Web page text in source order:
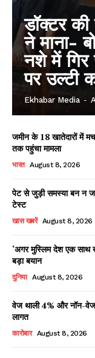
डॉक्टर
ने माना-
नशे में गिर
पर उल्टी
Ekhabar Media -
जमीन के 18 खातेदारों में
तक पहुंचा मामला
भारत August 8, 2026
पेट से जुड़ी समस्या बन न
टेस्ट
खास खबरें August 8, 2026
‘अगर मुस्लिम देश एक साथ
बड़ा बयान
दुनिया August 8, 2026
वेज थाली 4% और नॉन-वेज
लागत
कारोबार August 8, 2026